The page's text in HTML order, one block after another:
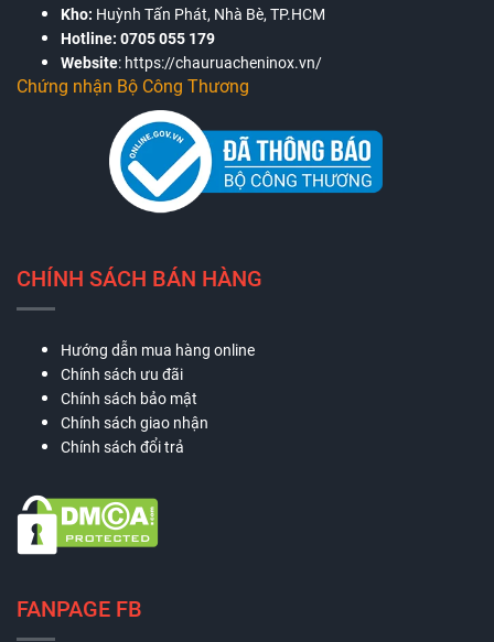
Kho: Huỳnh Tấn Phát, Nhà Bè, TP.HCM
Hotline: 0705 055 179
Website: https://chauruacheninox.vn/
Chứng nhận Bộ Công Thương
CHÍNH SÁCH BÁN HÀNG
Hướng dẫn mua hàng online
Chính sách ưu đãi
Chính sách bảo mật
Chính sách giao nhận
Chính sách đổi trả
FANPAGE FB